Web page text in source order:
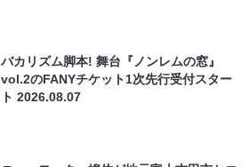
バカリズム脚本! 舞台『ノンレムの窓』
vol.2のFANYチケット1次先行受付スター
ト2026.08.07